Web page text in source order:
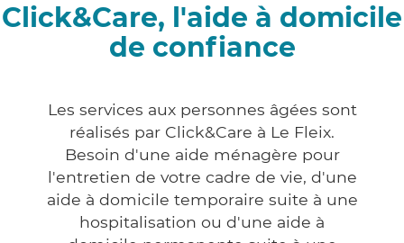
Click&Care, l'aide à domicile
de confiance
Les services aux personnes âgées sont
réalisés par Click&Care à Le Fleix.
Besoin d'une aide ménagère pour
l'entretien de votre cadre de vie, d'une
aide à domicile temporaire suite à une
hospitalisation ou d'une aide à